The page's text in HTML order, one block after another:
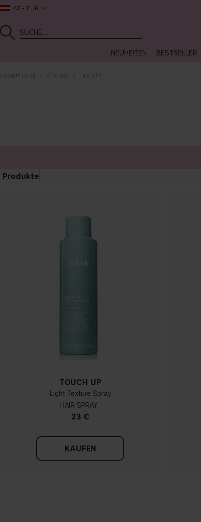
AT EUR
NEUHEITEN BESTSELLER
HAARPFLEGE STYLING TEXTUR
Produkte
TOUCH UP
Light Texture Spray
HAIR SPRAY
23 €
KAUFEN